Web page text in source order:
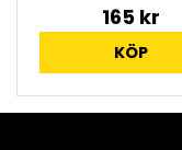
165 kr
KÖP